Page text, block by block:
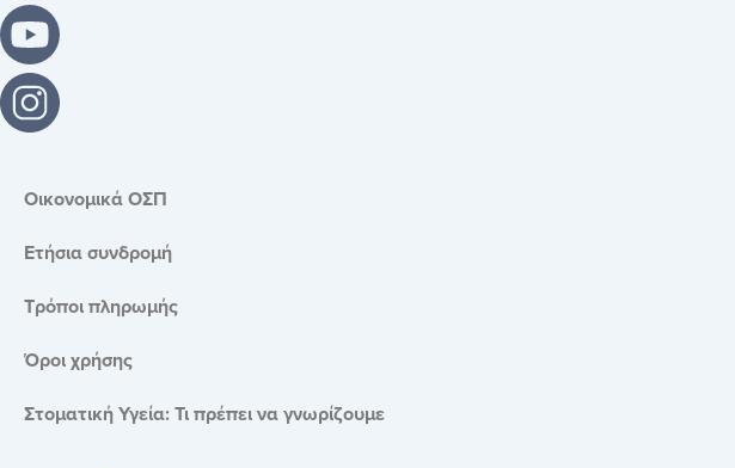
Οικονομικά ΟΣΠ
Ετήσια συνδρομή
Τρόποι πληρωμής
Όροι χρήσης
Στοματική Υγεία: Τι πρέπει να γνωρίζουμε